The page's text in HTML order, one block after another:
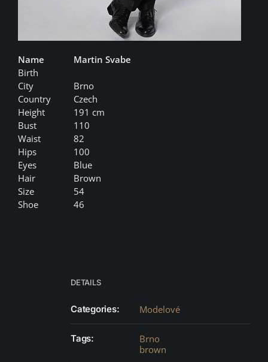
Name
Martin Svabe
Birth
City
Brno
Country
Czech
Height
191 cm
Bust
110
Waist
82
Hips
100
Eyes
Blue
Hair
Brown
Size
54
Shoe
46
DETAILS
Categories: Modelové
Tags:
Brno
brown